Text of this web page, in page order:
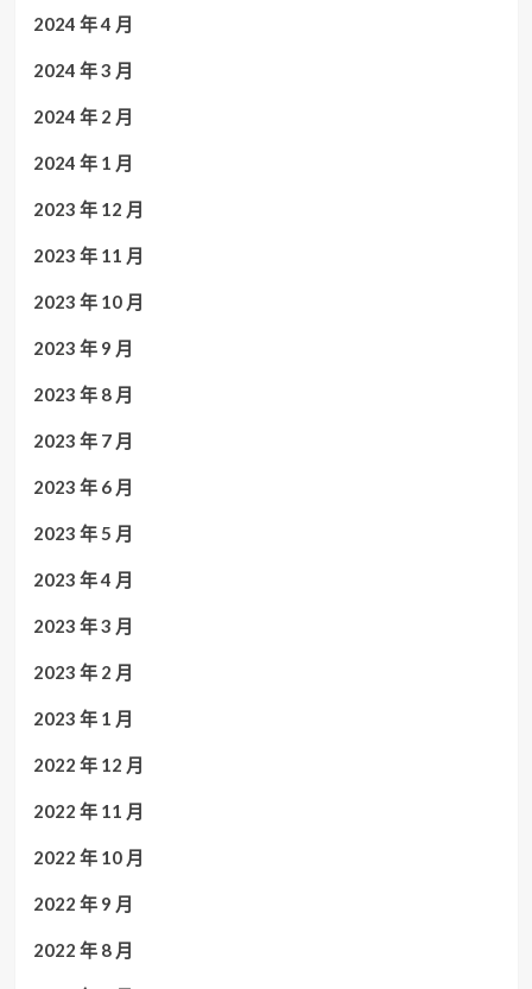
2024 年 4 月
2024 年 3 月
2024 年 2 月
2024 年 1 月
2023 年 12 月
2023 年 11 月
2023 年 10 月
2023 年 9 月
2023 年 8 月
2023 年 7 月
2023 年 6 月
2023 年 5 月
2023 年 4 月
2023 年 3 月
2023 年 2 月
2023 年 1 月
2022 年 12 月
2022 年 11 月
2022 年 10 月
2022 年 9 月
2022 年 8 月